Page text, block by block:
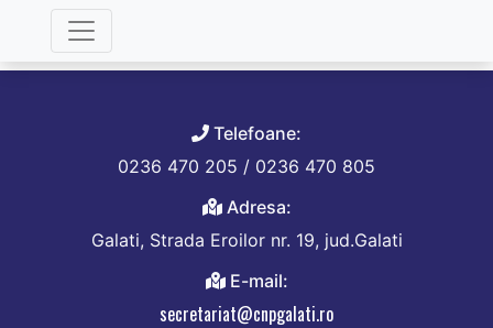
Categorie:
Telefoane:
0236 470 205 / 0236 470 805
Adresa:
Galati, Strada Eroilor nr. 19, jud.Galati
E-mail:
secretariat@cnpgalati.ro